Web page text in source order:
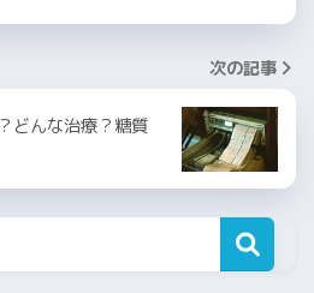
次の記事
どんな治療？糖質